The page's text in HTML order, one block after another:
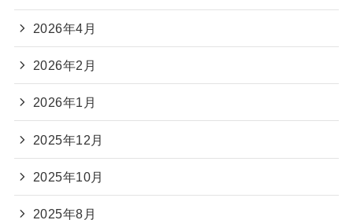
2026年4月
2026年2月
2026年1月
2025年12月
2025年10月
2025年8月